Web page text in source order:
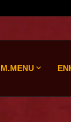
M.MENU